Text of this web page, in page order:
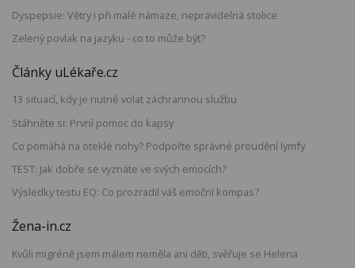
Dyspepsie: Větry i při malé námaze, nepravidelná stolice
Zelený povlak na jazyku - co to může být?
Články uLékaře.cz
13 situací, kdy je nutné volat záchrannou službu
Stáhněte si: První pomoc do kapsy
Co pomáhá na oteklé nohy? Podpořte správné proudění lymfy
TEST: Jak dobře se vyznáte ve svých emocích?
Výsledky testu EQ: Co prozradil váš emoční kompas?
Žena-in.cz
Kvůli migréně jsem málem neměla ani děti, svěřuje se Helena